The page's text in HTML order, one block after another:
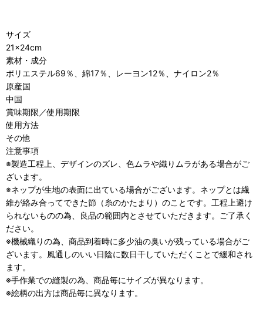
サイズ
21×24cm
素材・成分
ポリエステル69％、綿17％、レーヨン12％、ナイロン2％
原産国
中国
賞味期限／使用期限
使用方法
その他
注意事項
※製造工程上、デザインのズレ、色ムラや織りムラがある場合がご
ざいます。
※ネップが生地の表面に出ている場合がございます。ネップとは繊
維が絡み合ってできた節（糸のかたまり）のことです。工程上避け
られないものの為、良品の範囲内とさせていただきます。ご了承く
ださい。
※機械織りの為、商品到着時に多少油の臭いが残っている場合がご
ざいます。風通しのいい日陰に数日干していただくことで緩和され
ます。
※手作業での縫製の為、商品毎にサイズが異なります。
※絵柄の出方は商品毎に異なります。